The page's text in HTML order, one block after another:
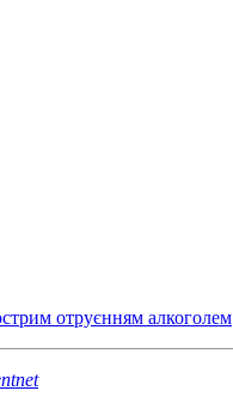
отруєнням алкоголем